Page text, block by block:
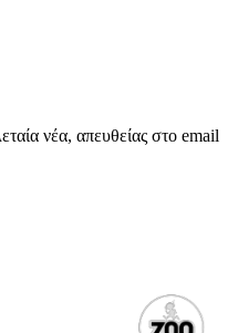
νέα, απευθείας στο email